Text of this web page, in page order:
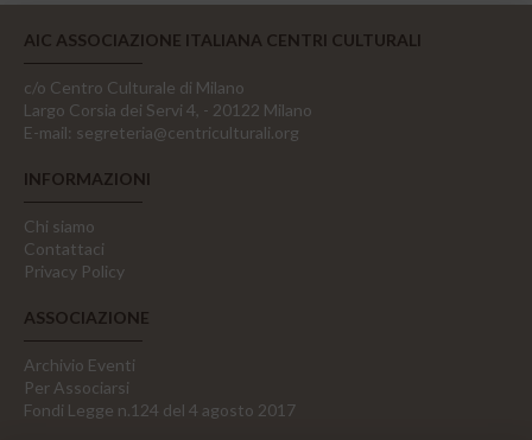
AIC ASSOCIAZIONE ITALIANA CENTRI CULTURALI
c/o Centro Culturale di Milano
Largo Corsia dei Servi 4, - 20122 Milano
E-mail: segreteria@centriculturali.org
INFORMAZIONI
Chi siamo
Contattaci
Privacy Policy
ASSOCIAZIONE
Archivio Eventi
Per Associarsi
Fondi Legge n.124 del 4 agosto 2017